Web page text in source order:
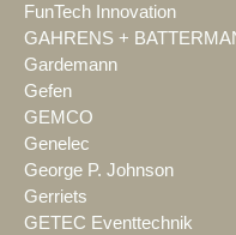
FunTech Innovation
GAHRENS +
Gardemann
Gefen
GEMCO
Genelec
George P. Johnson
Gerriets
GETEC Eventtechnik